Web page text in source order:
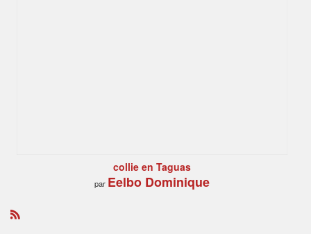
collie en Taguas
par Eelbo Dominique
R